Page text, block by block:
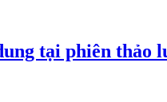
tại phiên thảo